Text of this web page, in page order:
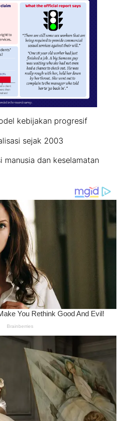
kebijakan progresif
sejak 2003
manusia dan keselamatan